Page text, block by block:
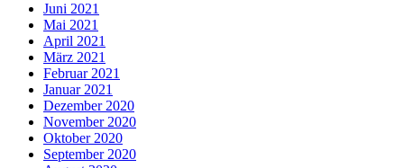
Juni 2021
Mai 2021
April 2021
März 2021
Februar 2021
Januar 2021
Dezember 2020
November 2020
Oktober 2020
September 2020